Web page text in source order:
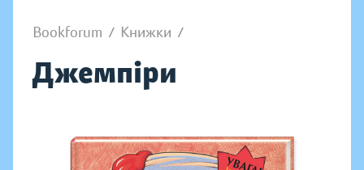
Bookforum / Книжки /
Джемпіри